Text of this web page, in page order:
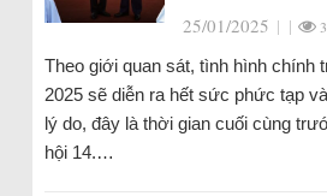
25/01/2025 | |
Theo giới quan sát, tình hình chính
2025 sẽ diễn ra hết sức phức tạp
lý do, đây là thời gian cuối cùng
hội 14.…